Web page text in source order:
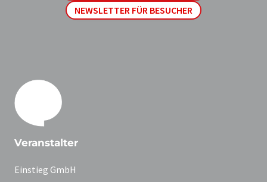
NEWSLETTER FÜR BESUCHER
Veranstalter
Einstieg GmbH